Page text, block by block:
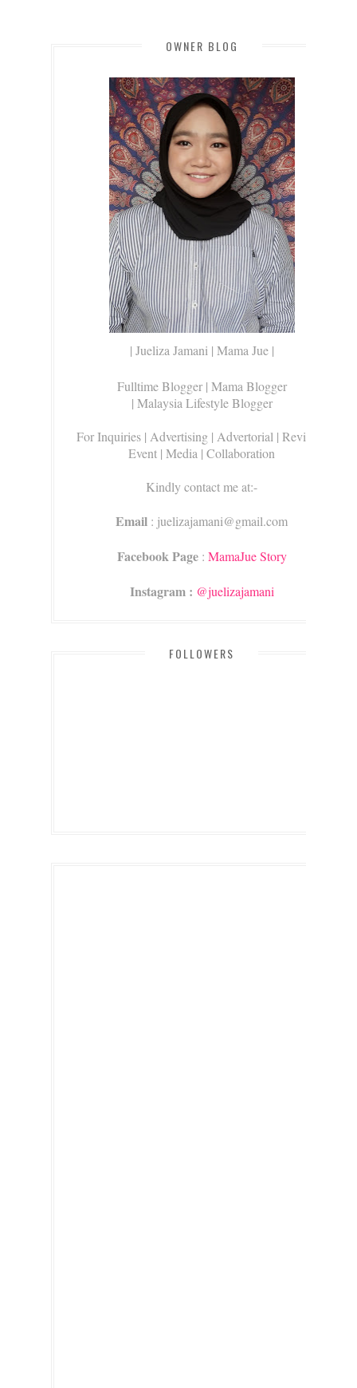
OWNER BLOG
| Jueliza Jamani | Mama Jue |
Fulltime Blogger | Mama Blogger
| Malaysia Lifestyle Blogger
For Inquiries | Advertising | Advertorial | Review |
Event | Media | Collaboration
Kindly contact me at:-
Email : juelizajamani@gmail.com
Facebook Page: MamaJue Story
Instagram : @juelizajamani
FOLLOWERS